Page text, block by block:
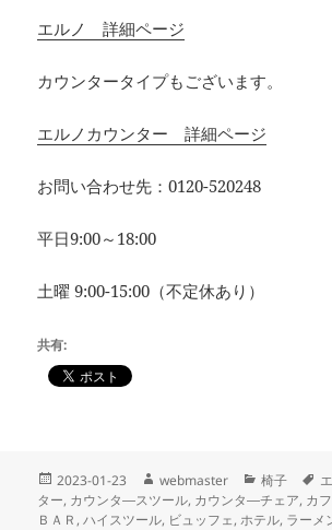
エルノ 詳細ページ
カウンタータイプもございます。
エルノカウンター 詳細ページ
お問い合わせ先：0120-520248
平日9:00～18:00
土曜 9:00-15:00（不定休あり）
共有:
投
稿
日:
2023-01-23
作
成
者
webmaster
カ
テ
ゴ
椅子
タ
グ
ター, カウンタ―スツール, カウンタ―チェア, カ
ＢＡＲ ,ハイスツール, ビュッフェ, ホテル, ラーメ